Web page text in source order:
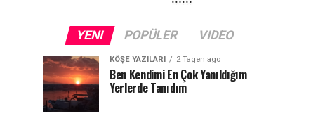
YENI POPÜLER VIDEO
KÖŞE YAZILARI 2 Tagen ago
Ben Kendimi En Çok Yanıldığım
Yerlerde Tanıdım